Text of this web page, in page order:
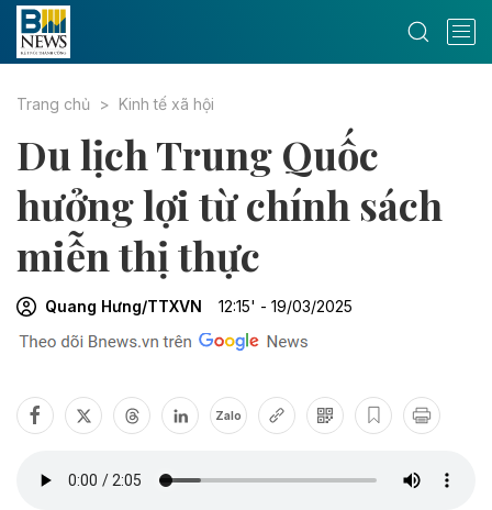
Trang chủ Kinh tế xã hội
Du lịch Trung Quốc
hưởng lợi từ chính sách
miễn thị thực
Quang Hưng/TTXVN 12:15' - 19/03/2025
Zalo